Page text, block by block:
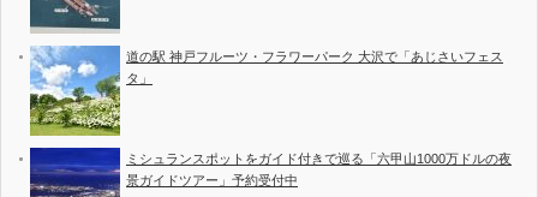
道の駅 神戸フルーツ・フラワーパーク 大沢で「あじさいフェス
タ」
ミシュランスポットをガイド付きで巡る「六甲山1000万ドルの夜
景ガイドツアー」予約受付中